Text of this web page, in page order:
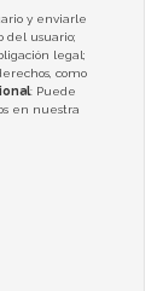
y enviarle
del usuario;
legal;
como
: Puede
en nuestra